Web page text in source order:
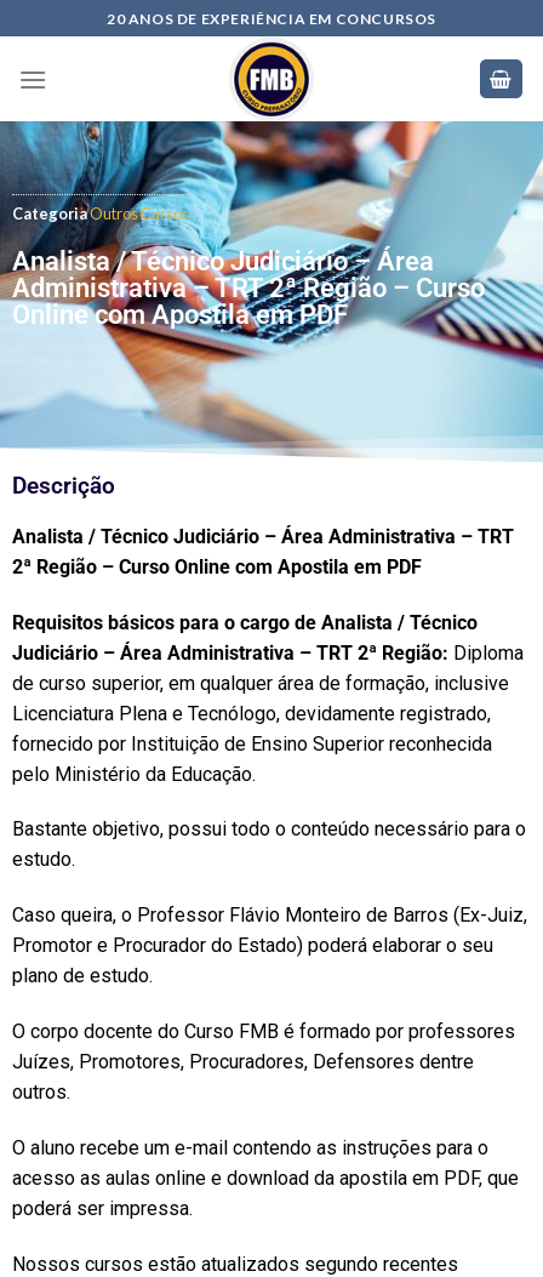
20 ANOS DE EXPERIÊNCIA EM CONCURSOS
CategoriaOutros Cursos
Analista / Técnico Judiciário – Área
Administrativa – TRT 2ª Região – Curso
Online com Apostila em PDF
Descrição
Analista / Técnico Judiciário – Área Administrativa – TRT
2ª Região – Curso Online com Apostila em PDF
Requisitos básicos para o cargo de Analista / Técnico
Judiciário – Área Administrativa – TRT 2ª Região: Diploma
de curso superior, em qualquer área de formação, inclusive
Licenciatura Plena e Tecnólogo, devidamente registrado,
fornecido por Instituição de Ensino Superior reconhecida
pelo Ministério da Educação.
Bastante objetivo, possui todo o conteúdo necessário para o
estudo.
Caso queira, o Professor Flávio Monteiro de Barros (Ex-Juiz,
Promotor e Procurador do Estado) poderá elaborar o seu
plano de estudo.
O corpo docente do Curso FMB é formado por professores
Juízes, Promotores, Procuradores, Defensores dentre
outros.
O aluno recebe um e-mail contendo as instruções para o
acesso as aulas online e download da apostila em PDF, que
poderá ser impressa.
Nossos cursos estão atualizados segundo recentes